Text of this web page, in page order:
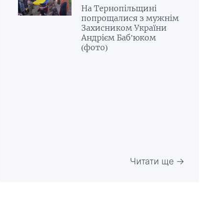
На Тернопільщині
попрощалися з мужнім
Захисником України
Андрієм Бабʼюком
(фото)
Читати ще →